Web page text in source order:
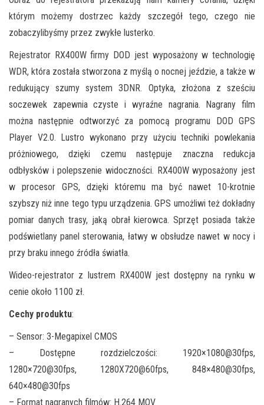
którym możemy dostrzec każdy szczegół tego, czego nie
zobaczylibyśmy przez zwykłe lusterko.
Rejestrator RX400W firmy DOD jest wyposażony w technologię
WDR, która została stworzona z myślą o nocnej jeździe, a także w
redukujący szumy system 3DNR. Optyka, złożona z sześciu
soczewek zapewnia czyste i wyraźne nagrania. Nagrany film
można następnie odtworzyć za pomocą programu DOD GPS
Player V2.0. Lustro wykonano przy użyciu techniki powlekania
próżniowego, dzięki czemu następuje znaczna redukcja
odbłysków i polepszenie widoczności. RX400W wyposażony jest
w procesor GPS, dzięki któremu ma być nawet 10-krotnie
szybszy niż inne tego typu urządzenia. GPS umożliwi też dokładny
pomiar danych trasy, jaką obrał kierowca. Sprzęt posiada także
podświetlany panel sterowania, łatwy w obsłudze nawet w nocy i
przy braku innego źródła światła.
Wideo-rejestrator z lustrem RX400W jest dostępny na rynku w
cenie około 1100 zł.
Cechy produktu:
– Sensor: 3-Megapixel CMOS
– Dostępne rozdzielczości: 1920×1080@30fps,
1280×720@30fps, 1280X720@60fps, 848×480@30fps,
640×480@30fps
– Format nagranych filmów: H.264 MOV